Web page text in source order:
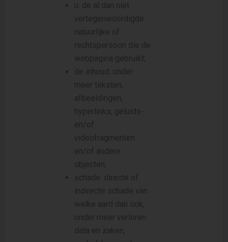
u: de al dan niet
vertegenwoordigde
natuurlijke of
rechtspersoon die de
webpagina gebruikt;
de inhoud: onder
meer teksten,
afbeeldingen,
hyperlinks, geluids-
en/of
videofragmenten
en/of andere
objecten;
schade: directe of
indirecte schade van
welke aard dan ook,
onder meer verloren
data en zaken,